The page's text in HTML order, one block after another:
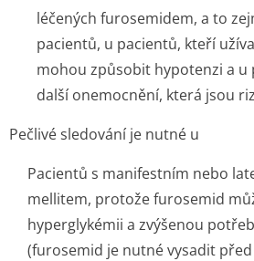
léčených furosemidem, a to
pacientů, u pacientů, kteří
mohou způsobit hypotenzi a u
další onemocnění, která jsou
Pečlivé sledování je nutné u
Pacientů s manifestním nebo
mellitem, protože furosemid
hyperglykémii a zvýšenou
(furosemid je nutné vysadit